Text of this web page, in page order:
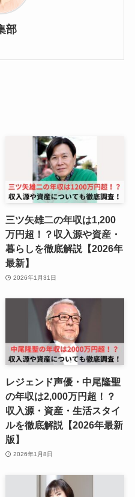
部
三ツ矢雄二の年収は1,200
万円超！？収入源や資産・
暮らしを徹底解説【2026年
最新】
2026年1月31日
レジェンド声優・中尾隆聖
の年収は2,000万円超！？
収入源・資産・生活スタイ
ルを徹底解説【2026年最新
版】
2026年1月8日